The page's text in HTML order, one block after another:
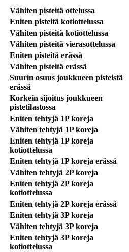
Vähiten pisteitä ottelussa
Eniten pisteitä kotiottelussa
Vähiten pisteitä kotiottelussa
Vähiten pisteitä vierasottelussa
Eniten pisteitä erässä
Vähiten pisteitä erässä
Suurin osuus joukkueen pisteistä
erässä
Korkein sijoitus joukkueen
pistetilastossa
Eniten tehtyjä 1P koreja
Vähiten tehtyjä 1P koreja
Eniten tehtyjä 1P koreja
kotiottelussa
Eniten tehtyjä 1P koreja erässä
Vähiten tehtyjä 2P koreja
Eniten tehtyjä 2P koreja
kotiottelussa
Eniten tehtyjä 2P koreja erässä
Eniten tehtyjä 3P koreja
Vähiten tehtyjä 3P koreja
Eniten tehtyjä 3P koreja
kotiottelussa